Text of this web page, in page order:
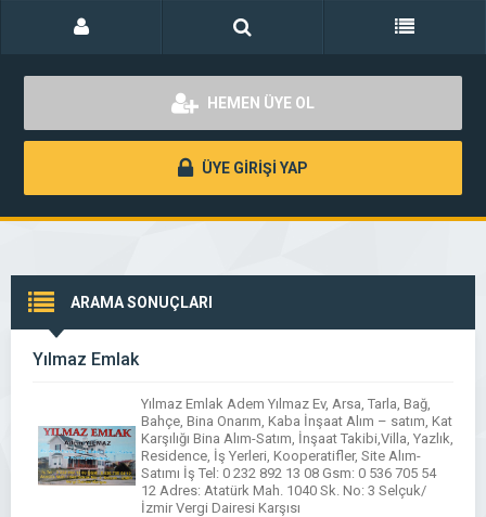
HEMEN ÜYE OL
ÜYE GİRİŞİ YAP
ARAMA SONUÇLARI
Yılmaz Emlak
Yılmaz Emlak Adem Yılmaz Ev, Arsa, Tarla, Bağ,
Bahçe, Bina Onarım, Kaba İnşaat Alım – satım, Kat
Karşılığı Bina Alım-Satım, İnşaat Takibi,Villa, Yazlık,
Residence, İş Yerleri, Kooperatifler, Site Alım-
Satımı İş Tel: 0 232 892 13 08 Gsm: 0 536 705 54
12 Adres: Atatürk Mah. 1040 Sk. No: 3 Selçuk/
İzmir Vergi Dairesi Karşısı